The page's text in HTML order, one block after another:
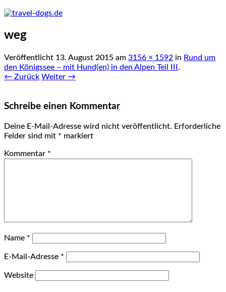
weg
Veröffentlicht 13. August 2015 am 3156 × 1592 in Rund um
den Königssee – mit Hund(en) in den Alpen Teil III.
← Zurück Weiter →
Schreibe einen Kommentar
Deine E-Mail-Adresse wird nicht veröffentlicht. Erforderliche
Felder sind mit * markiert
Kommentar *
Name *
E-Mail-Adresse *
Website